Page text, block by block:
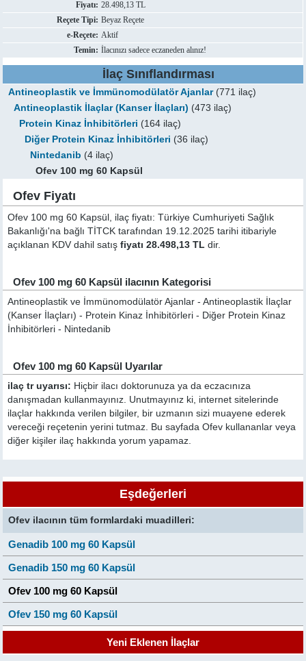
Fiyatı: 28.498,13 TL
Reçete Tipi: Beyaz Reçete
e-Reçete: Aktif
Temin: İlacınızı sadece eczaneden alınız!
İlaç Sınıflandırması
Antineoplastik ve İmmünomodülatör Ajanlar(771 ilaç)
Antineoplastik İlaçlar (Kanser İlaçları) (473 ilaç)
Protein Kinaz İnhibitörleri (164 ilaç)
Diğer Protein Kinaz İnhibitörleri (36 ilaç)
Nintedanib (4 ilaç)
Ofev 100 mg 60 Kapsül
Ofev Fiyatı
Ofev 100 mg 60 Kapsül, ilaç fiyatı: Türkiye Cumhuriyeti Sağlık
Bakanlığı'na bağlı TİTCK tarafından 19.12.2025 tarihi itibariyle
açıklanan KDV dahil satışfiyatı 28.498,13 TL dir.
Ofev 100 mg 60 Kapsül ilacının Kategorisi
Antineoplastik ve İmmünomodülatör Ajanlar - Antineoplastik İlaçlar
(Kanser İlaçları) - Protein Kinaz İnhibitörleri - Diğer Protein Kinaz
İnhibitörleri - Nintedanib
Ofev 100 mg 60 Kapsül Uyarılar
ilaç tr uyarısı: Hiçbir ilacı doktorunuza ya da eczacınıza
danışmadan kullanmayınız. Unutmayınız ki, internet sitelerinde
ilaçlar hakkında verilen bilgiler, bir uzmanın sizi muayene ederek
vereceği reçetenin yerini tutmaz. Bu sayfada Ofev kullananlar veya
diğer kişiler ilaç hakkında yorum yapamaz.
Eşdeğerleri
Ofev ilacının tüm formlardaki muadilleri:
Genadib 100 mg 60 Kapsül
Genadib 150 mg 60 Kapsül
Ofev 100 mg 60 Kapsül
Ofev 150 mg 60 Kapsül
Yeni Eklenen İlaçlar